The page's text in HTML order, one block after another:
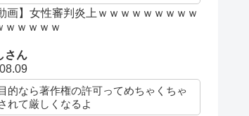
画】女性審判炎上ｗｗｗｗｗｗｗｗｗ
ｗｗｗｗｗ
さん
的なら著作権の許可ってめちゃくちゃ
れて厳しくなるよ